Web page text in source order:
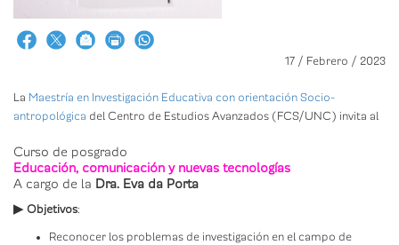
17 / Febrero / 2023
La Maestría en Investigación Educativa con orientación Socio-
antropológica del Centro de Estudios Avanzados (FCS/UNC) invita al
Curso de posgrado
Educación, comunicación y nuevas tecnologías
A cargo de la Dra. Eva da Porta
▶ Objetivos:
Reconocer los problemas de investigación en el campo de